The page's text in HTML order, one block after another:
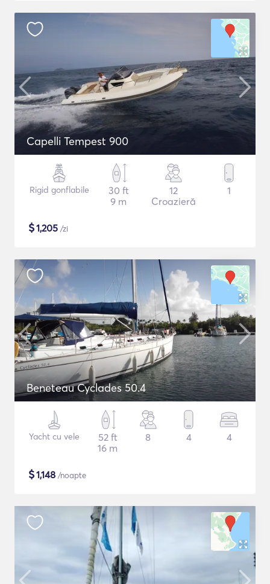
Capelli Tempest 900
Rigid gonflabile
30 ft
9 m
12
Croazieră
1
$1,205 /zi
Beneteau Cyclades 50.4
Yacht cu vele
52 ft
16 m
8 4 4
$1,148 /noapte